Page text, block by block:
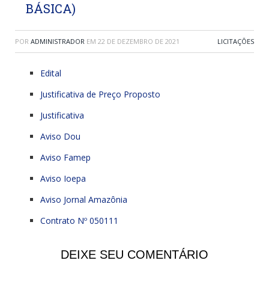
BÁSICA)
POR ADMINISTRADOR EM 22 DE DEZEMBRO DE 2021 LICITAÇÕES
Edital
Justificativa de Preço Proposto
Justificativa
Aviso Dou
Aviso Famep
Aviso Ioepa
Aviso Jornal Amazônia
Contrato Nº 050111
DEIXE SEU COMENTÁRIO